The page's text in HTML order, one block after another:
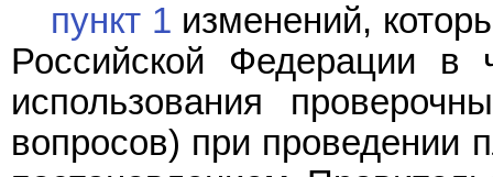
пункт 1 изменений,
Российской Федерации в
использования
вопросов) при проведении